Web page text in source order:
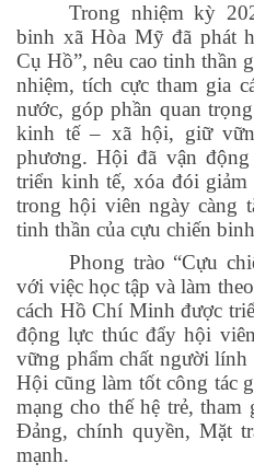
Trong nhiệm kỳ
binh xã Hòa Mỹ đã phát
Cụ Hồ”, nêu cao tinh thần
nhiệm, tích cực tham gia
nước, góp phần quan
kinh tế – xã hội, giữ
phương. Hội đã vận
triển kinh tế, xóa đói
trong hội viên ngày càng
tinh thần của cựu chiến
Phong trào “Cựu
với việc học tập và làm
cách Hồ Chí Minh được
động lực thúc đẩy hội
vững phẩm chất người
Hội cũng làm tốt công tác
mạng cho thế hệ trẻ,
Đảng, chính quyền, Mặt
mạnh.